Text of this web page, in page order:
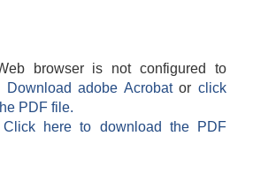
browser is not configured to
Download adobe Acrobatorclick
PDF file.
Click here to download the PDF